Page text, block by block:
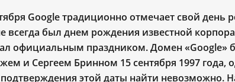
Google традиционно отмечает свой день
всегда был днем рождения известной
официальным праздником. Домен «Google»
и Сергеем Бринном 15 сентября 1997 года,
этой даты найти невозможно.